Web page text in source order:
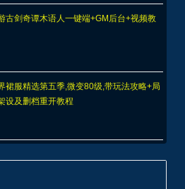
古剑奇谭木语人一键端+GM后台+视频教
裙服精选第五季,微变80级,带玩法攻略+局
设及删档重开教程